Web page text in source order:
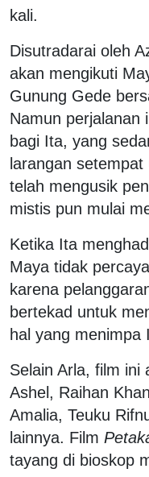
kali.
Disutradarai oleh
akan mengikuti
Gunung Gede
Namun perjalanan
bagi Ita, yang
larangan
telah mengusik
mistis pun mulai
Ketika Ita
Maya tidak
karena
bertekad untuk
hal yang menimpa
Selain Arla, film ini
Ashel, Raihan
Amalia, Teuku
lainnya. Film
tayang di bioskop